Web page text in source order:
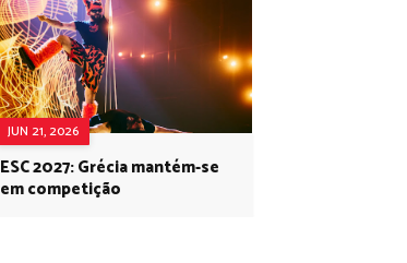
JUN 21, 2026
ESC 2027: Grécia mantém-se
em competição